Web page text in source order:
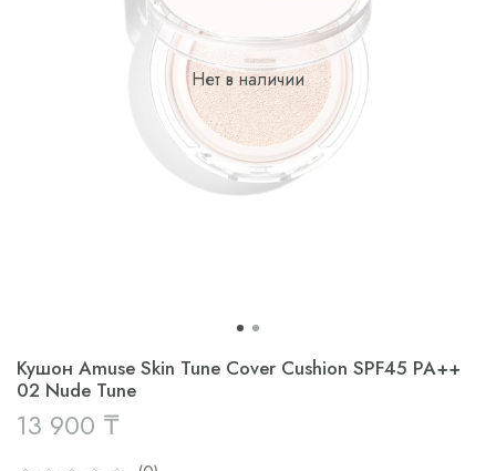
Нет в наличии
Кушон Amuse Skin Tune Cover Cushion SPF45 PA++
02 Nude Tune
13 900 ₸